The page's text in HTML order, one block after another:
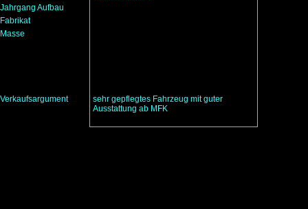
Jahrgang Aufbau
Fabrikat
Masse
Verkaufsargument
sehr gepflegtes Fahrzeug mit guter
Ausstattung ab MFK